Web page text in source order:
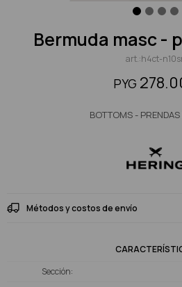
bermuda masc -
h4ct-
PYG
BOTTOMS - PRENDAS
Métodos y costos de envío
Sección